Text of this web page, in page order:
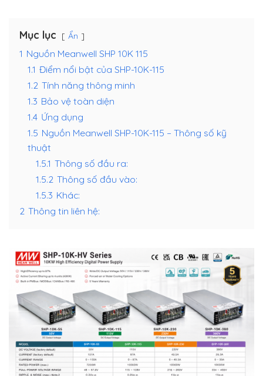
Mục lục Ẩn
1 Nguồn Meanwell SHP 10K 115
1.1 Điểm nổi bật của SHP-10K-115
1.2 Tính năng thông minh
1.3 Bảo vệ toàn diện
1.4 Ứng dụng
1.5 Nguồn Meanwell SHP-10K-115 – Thông số kỹ
thuật
1.5.1 Thông số đầu ra:
1.5.2 Thông số đầu vào:
1.5.3 Khác:
2 Thông tin liên hệ: